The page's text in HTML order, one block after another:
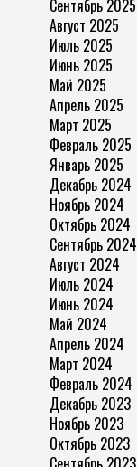
Сентябрь 2025
Август 2025
Июль 2025
Июнь 2025
Май 2025
Апрель 2025
Март 2025
Февраль 2025
Январь 2025
Декабрь 2024
Ноябрь 2024
Октябрь 2024
Сентябрь 2024
Август 2024
Июль 2024
Июнь 2024
Май 2024
Апрель 2024
Март 2024
Февраль 2024
Декабрь 2023
Ноябрь 2023
Октябрь 2023